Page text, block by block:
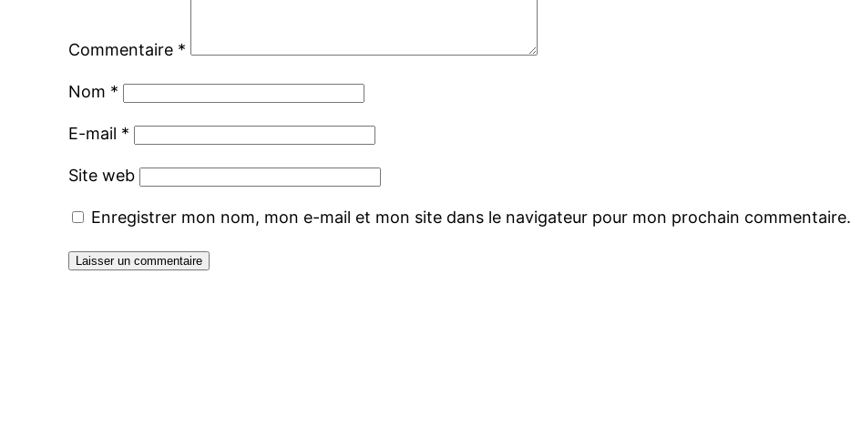
Commentaire *
Nom *
E-mail *
Site web
Enregistrer mon nom, mon e-mail et mon site dans le navigateur pour mon prochain commentaire.